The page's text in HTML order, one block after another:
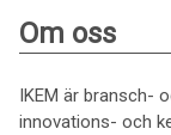
Om oss
IKEM är bransch-
innovations- och